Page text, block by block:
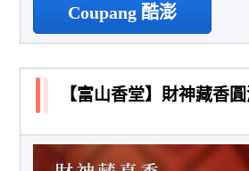
Coupang 酷澎
【富山香堂】財神藏香